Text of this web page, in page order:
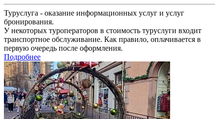
Туруслуга - оказание информационных услуг и услуг
бронирования.
У некоторых туроператоров в стоимость туруслуги входит
транспортное обслуживание. Как правило, оплачивается в
первую очередь после оформления.
Подробнее